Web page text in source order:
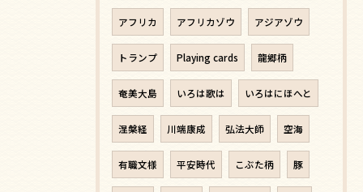
アフリカ アフリカゾウ アジアゾウ
トランプ Playing cards 龍郷柄
奄美大島 いろは歌は いろはにほへと
涅槃経 川端康成 弘法大師 空海
有職文様 平安時代 こぶた柄 豚